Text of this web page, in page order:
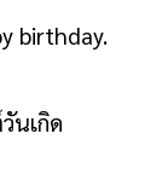
birthday.
นเกิด